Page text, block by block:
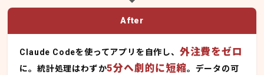
After
Claude Codeを使ってアプリを自作し、 外注費をゼロ
に。統計処理はわずか5分へ劇的に短縮。データの可